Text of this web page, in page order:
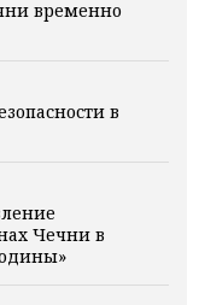
временно
в
Чечни в